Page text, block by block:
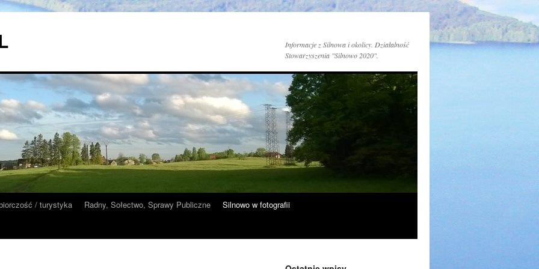
Informacje z Silnowa i okolicy. Działalność
Stowarzyszenia "Silnowo 2020".
/ turystyka Radny, Sołectwo, Sprawy Publiczne
Silnowo w fotografii